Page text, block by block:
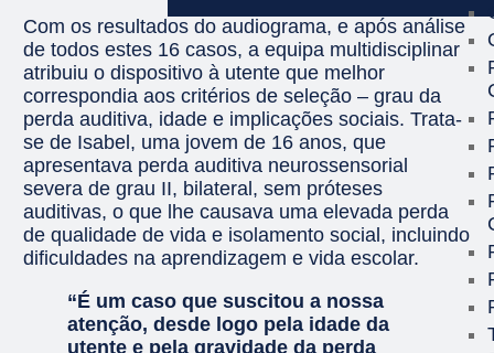
Com os resultados do audiograma, e após análise
de todos estes 16 casos, a equipa multidisciplinar
atribuiu o dispositivo à utente que melhor
correspondia aos critérios de seleção – grau da
perda auditiva, idade e implicações sociais. Trata-
se de Isabel, uma jovem de 16 anos, que
apresentava perda auditiva neurossensorial
severa de grau II, bilateral, sem próteses
auditivas, o que lhe causava uma elevada perda
de qualidade de vida e isolamento social, incluindo
dificuldades na aprendizagem e vida escolar.
“É um caso que suscitou a nossa
atenção, desde logo pela idade da
utente e pela gravidade da perda